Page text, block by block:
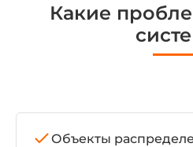
Какие
Объекты